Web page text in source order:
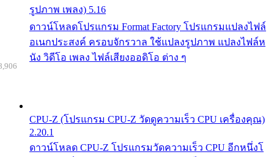
รูปภาพ เพลง) 5.16
ดาวน์โหลดโปรแกรม Format Factory โปรแกรมแปลงไฟล์
อเนกประสงค์ ครอบจักรวาล ใช้แปลงรูปภาพ แปลงไฟล์ห
นัง วิดีโอ เพลง ไฟล์เสียงออดิโอ ต่าง ๆ
CPU-Z (โปรแกรม CPU-Z วัดดูความเร็ว CPU เครื่องคุณ)
2.20.1
ดาวน์โหลด CPU-Z โปรแกรมวัดความเร็ว CPU อีกหนึ่งโ